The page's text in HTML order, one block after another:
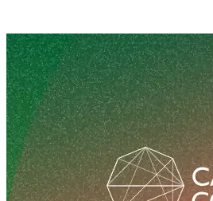
Deutsch
Hilfe für Teilnehmer Ich habe
LoginEvent bewerben